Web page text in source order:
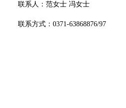
联系人： 范女士 冯女士
联系方式： 0371-63868876/97